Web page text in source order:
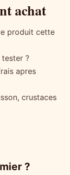
achat
produit cette
?
apres
crustaces
?